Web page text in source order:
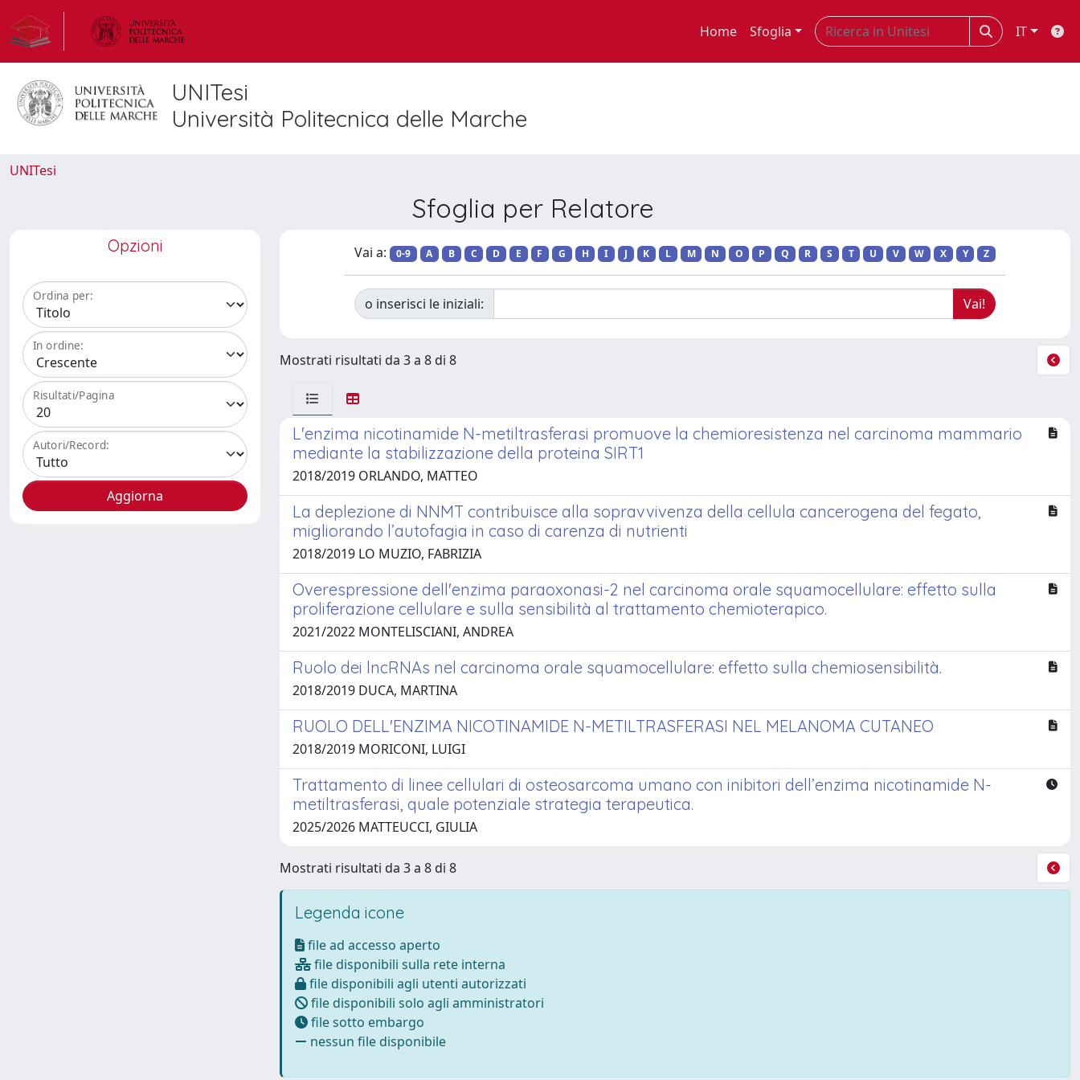
Home Sfoglia IT
UNITesi
Università Politecnica delle Marche
UNITesi
Sfoglia per Relatore
Opzioni
Ordina per:
In ordine:
Risultati/Pagina
Autori/Record:
Vai a: 0-9 A B C D E F G H I J K L M N O P Q R S T U V W X Y Z
o inserisci le iniziali:
Mostrati risultati da 3 a 8 di 8
L'enzima nicotinamide N-metiltrasferasi promuove la chemioresistenza nel carcinoma mammario
mediante la stabilizzazione della proteina SIRT1
2018/2019 ORLANDO, MATTEO
La deplezione di NNMT contribuisce alla sopravvivenza della cellula cancerogena del fegato,
migliorando l’autofagia in caso di carenza di nutrienti
2018/2019 LO MUZIO, FABRIZIA
Overespressione dell'enzima paraoxonasi-2 nel carcinoma orale squamocellulare: effetto sulla
proliferazione cellulare e sulla sensibilità al trattamento chemioterapico.
2021/2022 MONTELISCIANI, ANDREA
Ruolo dei lncRNAs nel carcinoma orale squamocellulare: effetto sulla chemiosensibilità.
2018/2019 DUCA, MARTINA
RUOLO DELL'ENZIMA NICOTINAMIDE N-METILTRASFERASI NEL MELANOMA CUTANEO
2018/2019 MORICONI, LUIGI
Trattamento di linee cellulari di osteosarcoma umano con inibitori dell’enzima nicotinamide N-
metiltrasferasi, quale potenziale strategia terapeutica.
2025/2026 MATTEUCCI, GIULIA
Mostrati risultati da 3 a 8 di 8
Legenda icone
file ad accesso aperto
file disponibili sulla rete interna
file disponibili agli utenti autorizzati
file disponibili solo agli amministratori
file sotto embargo
nessun file disponibile